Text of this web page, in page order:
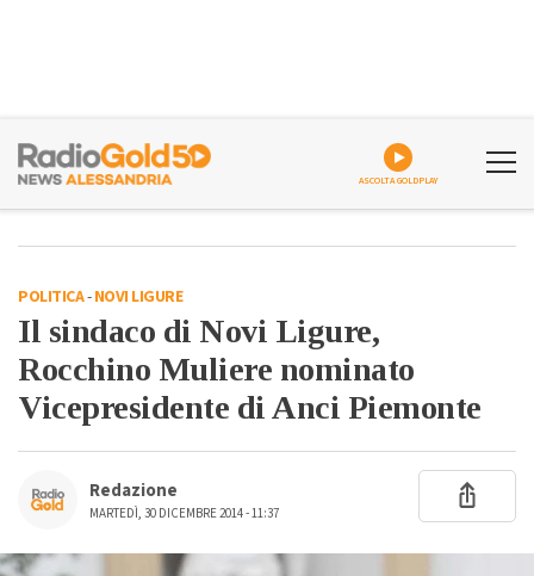
ASCOLTA GOLDPLAY
POLITICA-NOVI LIGURE
Il sindaco di Novi Ligure,
Rocchino Muliere nominato
Vicepresidente di Anci Piemonte
Redazione
MARTEDÌ, 30 DICEMBRE 2014 - 11:37